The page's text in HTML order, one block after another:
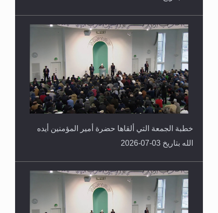
خطبة الجمعة التي ألقاها حضرة أمير المؤمنين أيده
الله بتاريخ 03-07-2026